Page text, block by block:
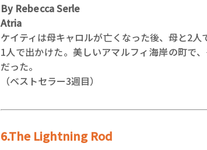
By Rebecca Serle
Atria
ケイティは母キャロルが亡くなった後、母と2
1人で出かけた。美しいアマルフィ海岸の町で
だった。
（ベストセラー3週目）
6.The Lightning Rod